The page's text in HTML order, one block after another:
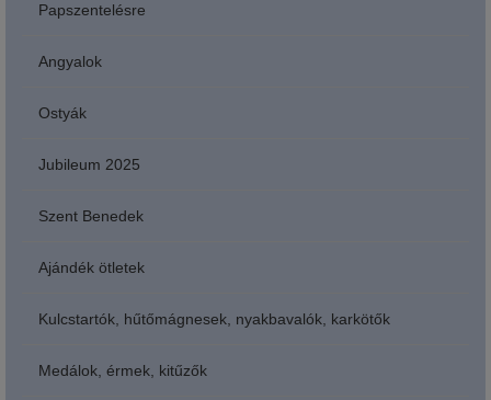
Papszentelésre
Angyalok
Ostyák
Jubileum 2025
Szent Benedek
Ajándék ötletek
Kulcstartók, hűtőmágnesek, nyakbavalók, karkötők
Medálok, érmek, kitűzők